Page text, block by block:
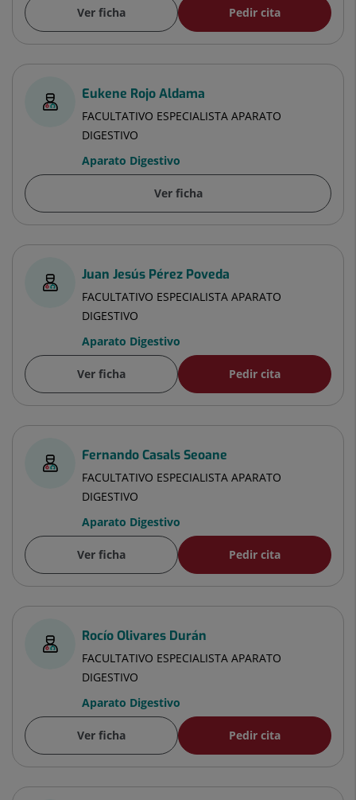
Ver ficha Pedir cita
Eukene Rojo Aldama
FACULTATIVO ESPECIALISTA APARATO
DIGESTIVO
Aparato Digestivo
Ver ficha
Juan Jesús Pérez Poveda
FACULTATIVO ESPECIALISTA APARATO
DIGESTIVO
Aparato Digestivo
Ver ficha Pedir cita
Fernando Casals Seoane
FACULTATIVO ESPECIALISTA APARATO
DIGESTIVO
Aparato Digestivo
Ver ficha Pedir cita
Rocío Olivares Durán
FACULTATIVO ESPECIALISTA APARATO
DIGESTIVO
Aparato Digestivo
Ver ficha Pedir cita